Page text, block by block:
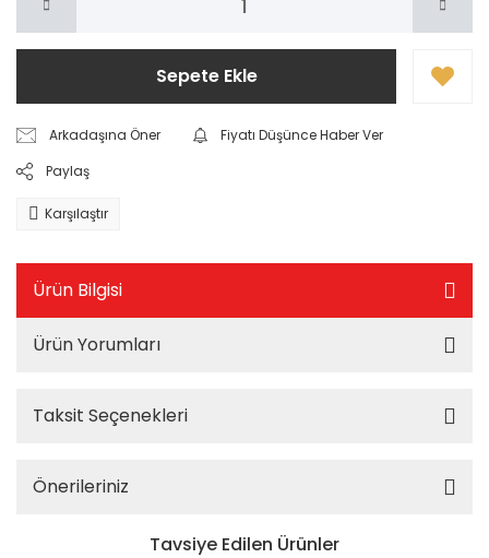
Sepete Ekle
Arkadaşına Öner
Fiyatı Düşünce Haber Ver
Paylaş
Karşılaştır
Ürün Bilgisi
Ürün Yorumları
Taksit Seçenekleri
Önerileriniz
Tavsiye Edilen Ürünler